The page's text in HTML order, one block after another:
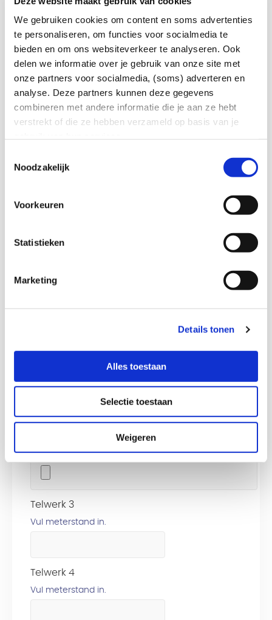
We gebruiken cookies om content en soms advertenties
te personaliseren, om functies voor socialmedia te
bieden en om ons websiteverkeer te analyseren. Ook
delen we informatie over je gebruik van onze site met
onze partners voor socialmedia, (soms) adverteren en
analyse. Deze partners kunnen deze gegevens
combineren met andere informatie die je aan ze hebt
verstrekt of die ze hebben verzameld op basis van je
Noodzakelijk
Voorkeuren
Statistieken
Marketing
Details tonen
Alles toestaan
Selectie toestaan
Weigeren
wel 4 meterstanden aflezen. Telwerk 1 en 2
geven het verbruik weer en telwerk 3 en 4
de de hoeveelheid energie die je
teruglevert (bijv. bij zonnepanelen). Twijfel
je over wat je moet noteren en uploaden?
Bekijk dan de standen op hetzelfde tijdstip
twee dagen achter elkaar. Geef de
achter de komma hoef je niet in te voeren.
meters voor het aflezen (een nieuw
Telwerk 3
Vul meterstand in.
Telwerk 4
Vul meterstand in.